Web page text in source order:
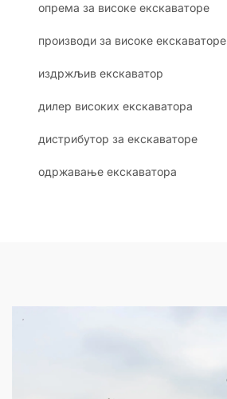
опрема за високе екскаваторе
производи за високе екскаваторе
издржљив екскаватор
дилер високих екскаватора
дистрибутор за екскаваторе
одржавање екскаватора